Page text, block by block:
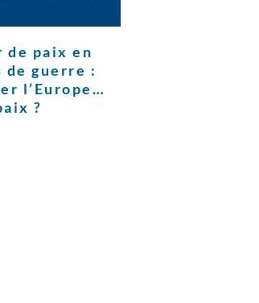
de paix en
de guerre :
l’Europe…
?